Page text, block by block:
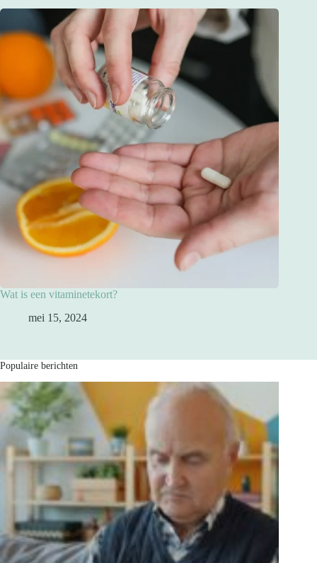
Wat is een vitaminetekort?
mei 15, 2024
Populaire berichten